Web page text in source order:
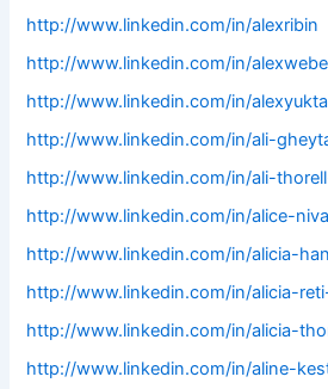
http://www.linkedin.com/in/alexribin
http://www.linkedin.com/in/
http://www.linkedin.com/in/
http://www.linkedin.com/in/ali-
http://www.linkedin.com/in/ali-
http://www.linkedin.com/in/alice-
http://www.linkedin.com/in/alicia-
http://www.linkedin.com/in/alicia-
http://www.linkedin.com/in/alicia-
http://www.linkedin.com/in/aline-